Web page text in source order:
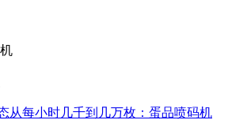
从每小时几千到几万枚：蛋品喷码机